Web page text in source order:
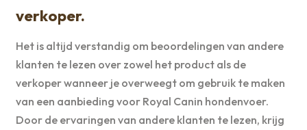
verkoper.
Het is altijd verstandig om beoordelingen van andere
klanten te lezen over zowel het product als de
verkoper wanneer je overweegt om gebruik te maken
van een aanbieding voor Royal Canin hondenvoer.
Door de ervaringen van andere klanten te lezen, krijg